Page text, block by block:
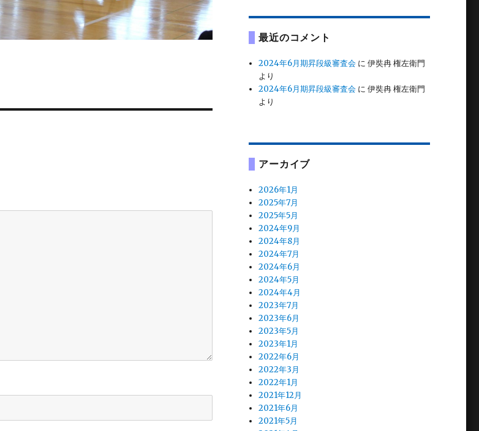
最近のコメント
2024年6月期昇段級審査会 に伊奘冉 権左衛門
より
2024年6月期昇段級審査会 に伊奘冉 権左衛門
より
アーカイブ
2026年1月
2025年7月
2025年5月
2024年9月
2024年8月
2024年7月
2024年6月
2024年5月
2024年4月
2023年7月
2023年6月
2023年5月
2023年1月
2022年6月
2022年3月
2022年1月
2021年12月
2021年6月
2021年5月